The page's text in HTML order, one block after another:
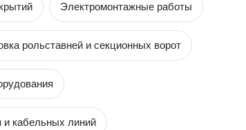
Электромонтажные работы
рольставней и секционных ворот
и кабельных линий